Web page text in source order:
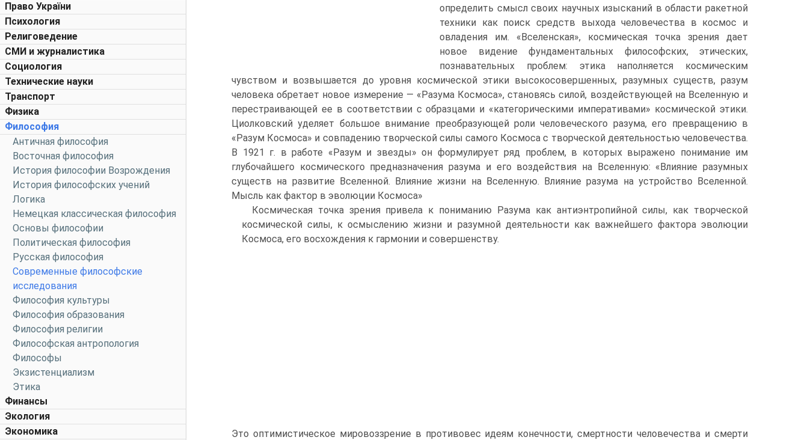
Право України
Психология
Религоведение
СМИ и журналистика
Социология
Технические науки
Транспорт
Физика
Философия
Античная философия
Восточная философия
История философии Возрождения
История философских учений
Логика
Немецкая классическая философия
Основы философии
Политическая философия
Русская философия
Современные философские
исследования
Философия культуры
Философия образования
Философия религии
Философская антропология
Философы
Экзистенциализм
Этика
Финансы
Экология
Экономика
определить смысл своих научных изысканий в области ракетной
техники как поиск средств выхода человечества в космос и
овладения им. «Вселенская», космическая точка зрения дает
новое видение фундаментальных философских, этических,
познавательных проблем: этика наполняется космическим
чувством и возвышается до уровня космической этики высокосовершенных, разумных существ, разум
человека обретает новое измерение — «Разума Космоса», становясь силой, воздействующей на Вселенную и
перестраивающей ее в соответствии с образцами и «категорическими императивами» космической этики.
Циолковский уделяет большое внимание преобразующей роли человеческого разума, его превращению в
«Разум Космоса» и совпадению творческой силы самого Космоса с творческой деятельностью человечества.
В 1921 г. в работе «Разум и звезды» он формулирует ряд проблем, в которых выражено понимание им
глубочайшего космического предназначения разума и его воздействия на Вселенную: «Влияние разумных
существ на развитие Вселенной. Влияние жизни на Вселенную. Влияние разума на устройство Вселенной.
Мысль как фактор в эволюции Космоса»
Космическая точка зрения привела к пониманию Разума как антиэнтропийной силы, как творческой
космической силы, к осмыслению жизни и разумной деятельности как важнейшего фактора эволюции
Космоса, его восхождения к гармонии и совершенству.
Это оптимистическое мировоззрение в противовес идеям конечности, смертности человечества и смерти